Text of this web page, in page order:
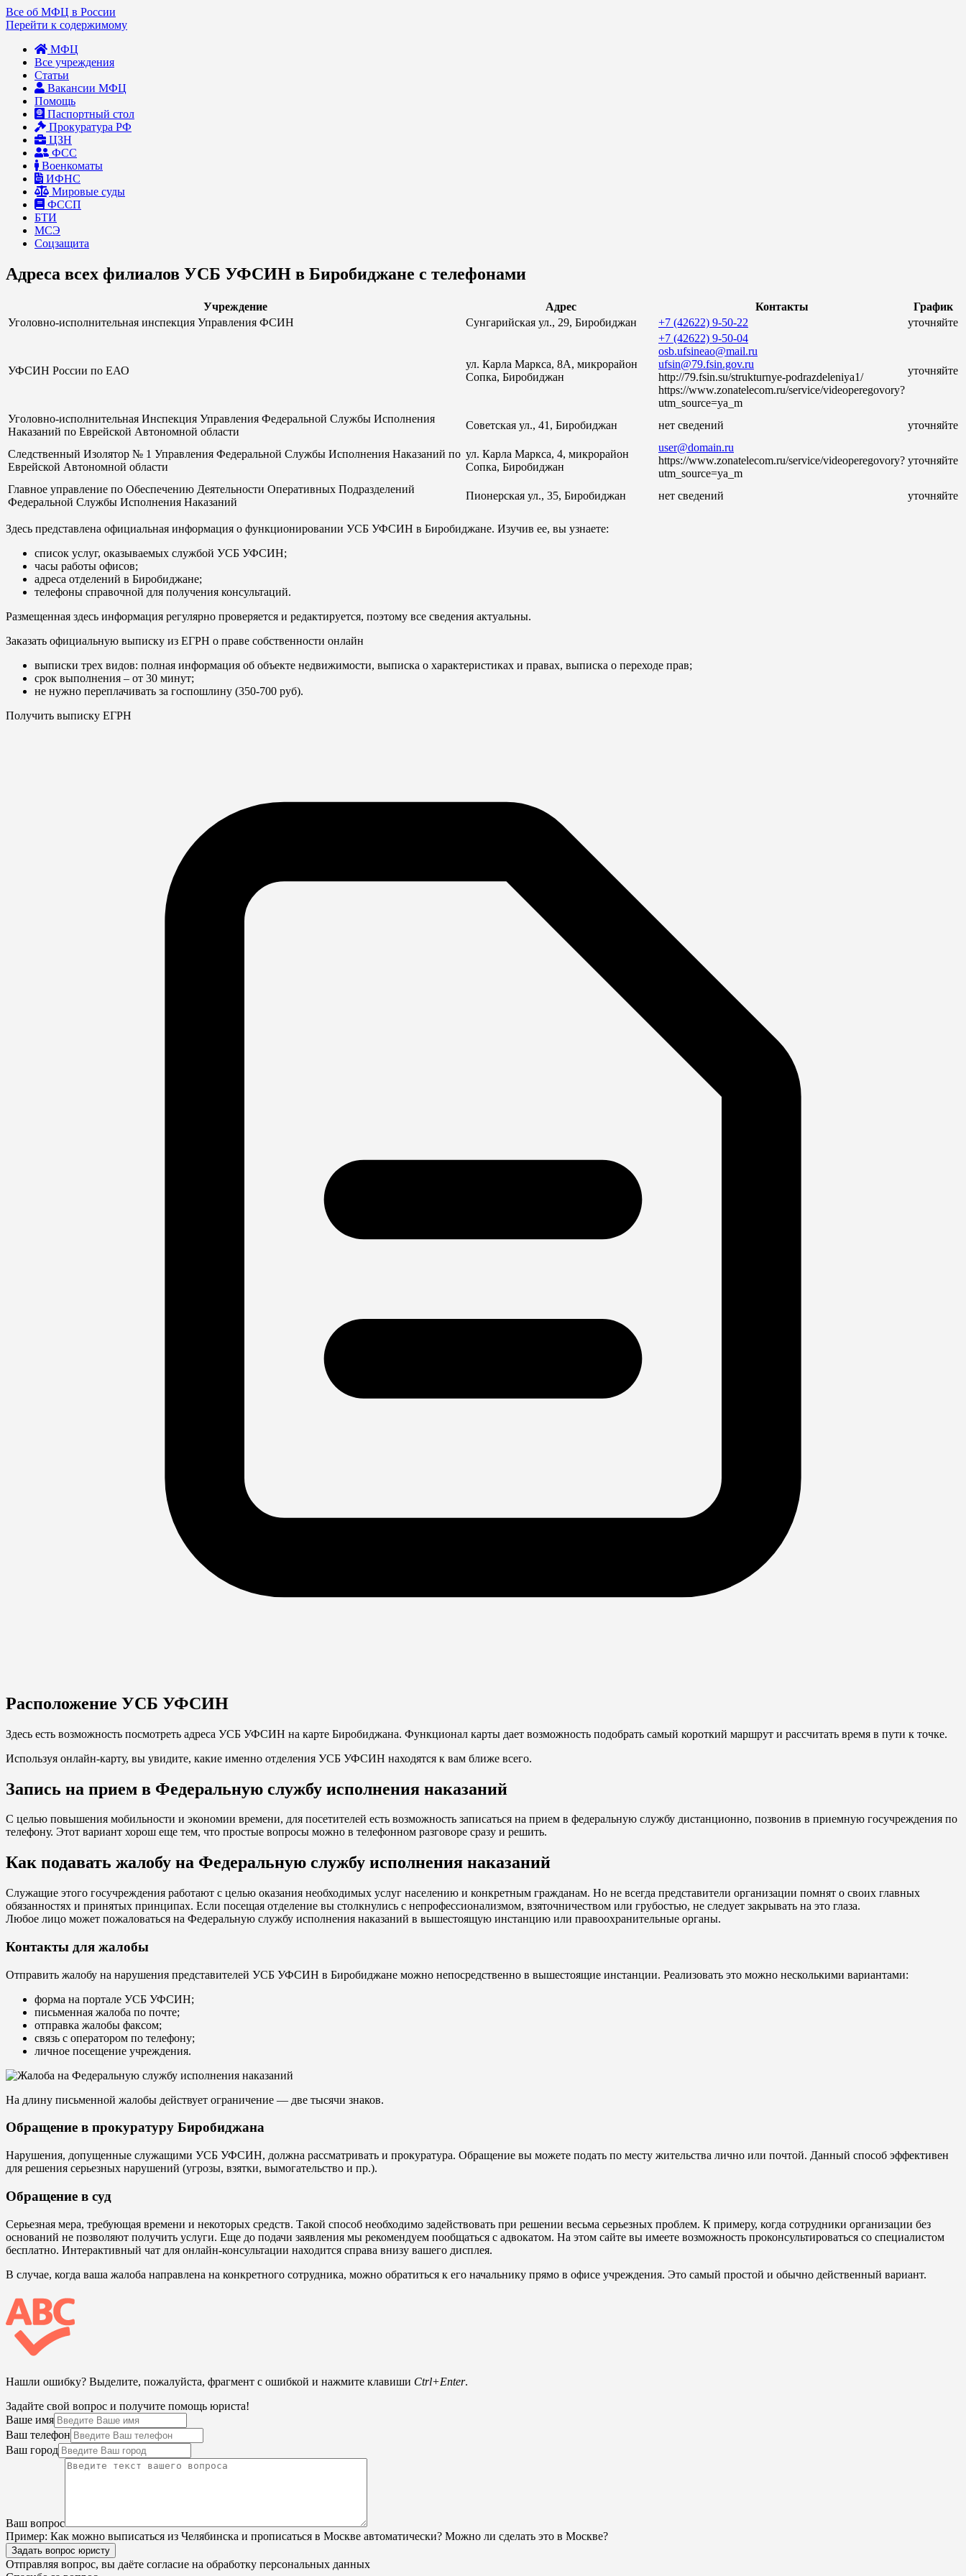
Все об МФЦ в России
Перейти к содержимому
МФЦ
Все учреждения
Статьи
Вакансии МФЦ
Помощь
Паспортный стол
Прокуратура РФ
ЦЗН
ФСС
Военкоматы
ИФНС
Мировые суды
ФССП
БТИ
МСЭ
Соцзащита
Адреса всех филиалов УСБ УФСИН в Биробиджане с телефонами
Учреждение Адрес Контакты
График
Уголовно-исполнительная инспекция Управления ФСИН
Сунгарийская ул., 29, Биробиджан +7 (42622) 9-50-22 уточняйте
УФСИН России по ЕАО
ул. Карла Маркса, 8А, микрорайон
Сопка, Биробиджан
+7 (42622) 9-50-04
osb.ufsineao@mail.ru
ufsin@79.fsin.gov.ru
http://79.fsin.su/strukturnye-podrazdeleniya1/
https://www.zonatelecom.ru/service/videoperegovory?
utm_source=ya_m
уточняйте
Уголовно-исполнительная Инспекция Управления Федеральной Службы Исполнения
Наказаний по Еврейской Автономной области
Советская ул., 41, Биробиджан нет сведений уточняйте
Следственный Изолятор № 1 Управления Федеральной Службы Исполнения Наказаний по
Еврейской Автономной области
ул. Карла Маркса, 4, микрорайон
Сопка, Биробиджан
user@domain.ru
https://www.zonatelecom.ru/service/videoperegovory?
utm_source=ya_m
уточняйте
Главное управление по Обеспечению Деятельности Оперативных Подразделений
Федеральной Службы Исполнения Наказаний
Пионерская ул., 35, Биробиджан нет сведений уточняйте
Здесь представлена официальная информация о функционировании УСБ УФСИН в Биробиджане. Изучив ее, вы узнаете:
список услуг, оказываемых службой УСБ УФСИН;
часы работы офисов;
адреса отделений в Биробиджане;
телефоны справочной для получения консультаций.
Размещенная здесь информация регулярно проверяется и редактируется, поэтому все сведения актуальны.
Заказать официальную выписку из ЕГРН о праве собственности онлайн
выписки трех видов: полная информация об объекте недвижимости, выписка о характеристиках и правах, выписка о переходе прав;
срок выполнения – от 30 минут;
не нужно переплачивать за госпошлину (350-700 руб).
Получить выписку ЕГРН
Расположение УСБ УФСИН
Здесь есть возможность посмотреть адреса УСБ УФСИН на карте Биробиджана. Функционал карты дает возможность подобрать самый короткий маршрут и рассчитать время в пути к точке.
Используя онлайн-карту, вы увидите, какие именно отделения УСБ УФСИН находятся к вам ближе всего.
Запись на прием в Федеральную службу исполнения наказаний
С целью повышения мобильности и экономии времени, для посетителей есть возможность записаться на прием в федеральную службу дистанционно, позвонив в приемную госучреждения по
телефону. Этот вариант хорош еще тем, что простые вопросы можно в телефонном разговоре сразу и решить.
Как подавать жалобу на Федеральную службу исполнения наказаний
Служащие этого госучреждения работают с целью оказания необходимых услуг населению и конкретным гражданам. Но не всегда представители организации помнят о своих главных
обязанностях и принятых принципах. Если посещая отделение вы столкнулись с непрофессионализмом, взяточничеством или грубостью, не следует закрывать на это глаза.
Любое лицо может пожаловаться на Федеральную службу исполнения наказаний в вышестоящую инстанцию или правоохранительные органы.
Контакты для жалобы
Отправить жалобу на нарушения представителей УСБ УФСИН в Биробиджане можно непосредственно в вышестоящие инстанции. Реализовать это можно несколькими вариантами:
форма на портале УСБ УФСИН;
письменная жалоба по почте;
отправка жалобы факсом;
связь с оператором по телефону;
личное посещение учреждения.
На длину письменной жалобы действует ограничение — две тысячи знаков.
Обращение в прокуратуру Биробиджана
Нарушения, допущенные служащими УСБ УФСИН, должна рассматривать и прокуратура. Обращение вы можете подать по месту жительства лично или почтой. Данный способ эффективен
для решения серьезных нарушений (угрозы, взятки, вымогательство и пр.).
Обращение в суд
Серьезная мера, требующая времени и некоторых средств. Такой способ необходимо задействовать при решении весьма серьезных проблем. К примеру, когда сотрудники организации без
оснований не позволяют получить услуги. Еще до подачи заявления мы рекомендуем пообщаться с адвокатом. На этом сайте вы имеете возможность проконсультироваться со специалистом
бесплатно. Интерактивный чат для онлайн-консультации находится справа внизу вашего дисплея.
В случае, когда ваша жалоба направлена на конкретного сотрудника, можно обратиться к его начальнику прямо в офисе учреждения. Это самый простой и обычно действенный вариант.
Нашли ошибку? Выделите, пожалуйста, фрагмент с ошибкой и нажмите клавиши Ctrl+Enter.
Задайте свой вопрос и получите помощь юриста!
Ваше имя
Ваш телефон
Ваш город
Ваш вопрос
Пример: Как можно выписаться из Челябинска и прописаться в Москве автоматически? Можно ли сделать это в Москве?
Задать вопрос юристу
Отправляя вопрос, вы даёте согласие на обработку персональных данных